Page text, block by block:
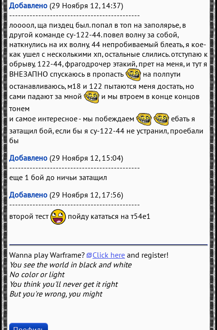
Добавлено (29 Ноября 12, 14:37)
---------------------------------------------
лоооол, ща пиздец был. попал в топ на заполярье, в
другой команде су-122-44. повел волну за собой,
наткнулись на их волну, 44 непробиваемый блеать, я кое-
как ушел с несколькими хп, остальные слились. отступаю к
обрыву, 122-44, фрагодрочер этакий, прет на меня, и тут я
ВНЕЗАПНО спускаюсь в пропасть
на полпути
останавливаюсь, м18 и 122 пытаются меня достать, но
сами падают за мной
и мы втроем в конце концов
тонем
и самое интересное - мы побеждаем
ебать я
затащил бой, если бы я су-122-44 не устранил, проебали
бы
Добавлено (29 Ноября 12, 15:04)
---------------------------------------------
еще 1 бой до ничьи затащил
Добавлено (29 Ноября 12, 17:56)
---------------------------------------------
второй тест
пойду кататься на т54е1
Wanna play Warframe? Click here and register!
You see the world in black and white
No color or light
You think you'll never get it right
But you're wrong, you might